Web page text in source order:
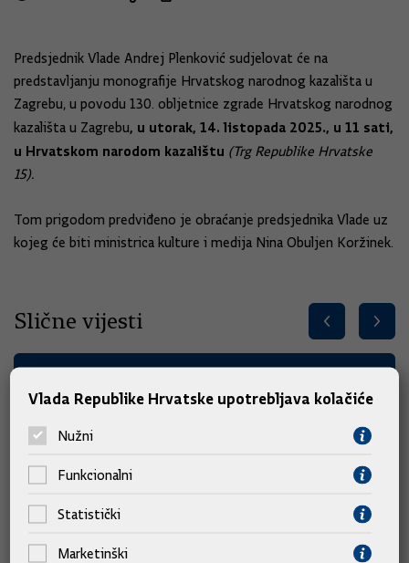
Predsjednik Vlade Andrej Plenković sudjelovat će na
predstavljanju monografije Hrvatskog narodnog kazališta u
Zagrebu, u povodu 130. obljetnice zgrade Hrvatskog narodnog
kazališta u Zagrebu, u utorak, 14. listopada 2025., u 11 sati,
u Hrvatskom narodom kazalištu (Trg Republike Hrvatske
15).
Tom prigodom predviđeno je obraćanje predsjednika Vlade uz
kojeg će biti ministrica kulture i medija Nina Obuljen Koržinek.
Slične vijesti
Vlada Republike Hrvatske upotrebljava kolačiće
Nužni
Funkcionalni
Statistički
Marketinški